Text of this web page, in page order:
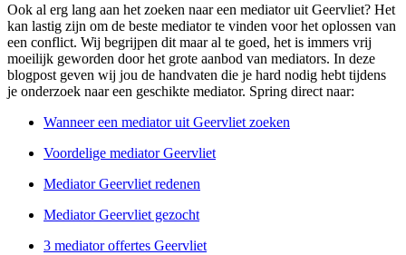
Ook al erg lang aan het zoeken naar een mediator uit Geervliet? Het
kan lastig zijn om de beste mediator te vinden voor het oplossen van
een conflict. Wij begrijpen dit maar al te goed, het is immers vrij
moeilijk geworden door het grote aanbod van mediators. In deze
blogpost geven wij jou de handvaten die je hard nodig hebt tijdens
je onderzoek naar een geschikte mediator. Spring direct naar:
Wanneer een mediator uit Geervliet zoeken
Voordelige mediator Geervliet
Mediator Geervliet redenen
Mediator Geervliet gezocht
3 mediator offertes Geervliet